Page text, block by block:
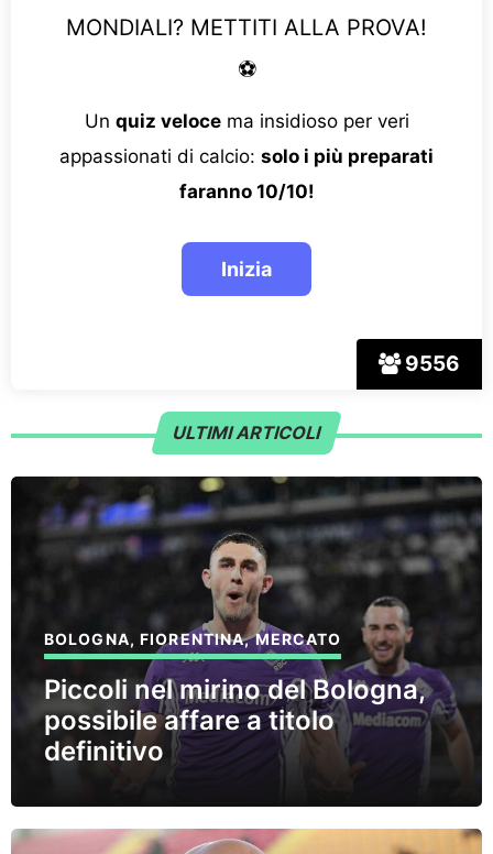
9556
MONDIALI? METTITI ALLA PROVA!
⚽
Un quiz velocema insidioso per veri
appassionati di calcio: solo i più preparati
faranno 10/10!
ULTIMI ARTICOLI
BOLOGNA,FIORENTINA,MERCATO
Piccoli nel mirino del Bologna,
possibile affare a titolo
definitivo